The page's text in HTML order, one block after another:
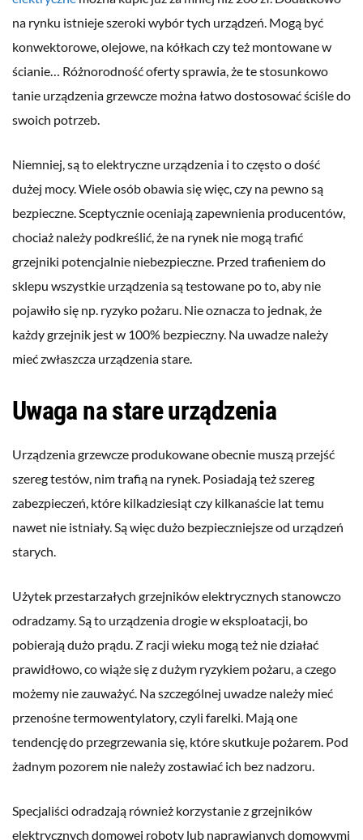
na rynku istnieje szeroki wybór tych urządzeń. Mogą być
konwektorowe, olejowe, na kółkach czy też montowane w
ścianie… Różnorodność oferty sprawia, że te stosunkowo
tanie urządzenia grzewcze można łatwo dostosować ściśle do
swoich potrzeb.
Niemniej, są to elektryczne urządzenia i to często o dość
dużej mocy. Wiele osób obawia się więc, czy na pewno są
bezpieczne. Sceptycznie oceniają zapewnienia producentów,
chociaż należy podkreślić, że na rynek nie mogą trafić
grzejniki potencjalnie niebezpieczne. Przed trafieniem do
sklepu wszystkie urządzenia są testowane po to, aby nie
pojawiło się np. ryzyko pożaru. Nie oznacza to jednak, że
każdy grzejnik jest w 100% bezpieczny. Na uwadze należy
mieć zwłaszcza urządzenia stare.
Uwaga na stare urządzenia
Urządzenia grzewcze produkowane obecnie muszą przejść
szereg testów, nim trafią na rynek. Posiadają też szereg
zabezpieczeń, które kilkadziesiąt czy kilkanaście lat temu
nawet nie istniały. Są więc dużo bezpieczniejsze od urządzeń
starych.
Użytek przestarzałych grzejników elektrycznych stanowczo
odradzamy. Są to urządzenia drogie w eksploatacji, bo
pobierają dużo prądu. Z racji wieku mogą też nie działać
prawidłowo, co wiąże się z dużym ryzykiem pożaru, a czego
możemy nie zauważyć. Na szczególnej uwadze należy mieć
przenośne termowentylatory, czyli farelki. Mają one
tendencję do przegrzewania się, które skutkuje pożarem. Pod
żadnym pozorem nie należy zostawiać ich bez nadzoru.
Specjaliści odradzają również korzystanie z grzejników
elektrycznych domowej roboty lub naprawianych domowymi